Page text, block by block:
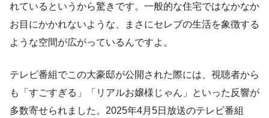
れているというから驚きです。一般的な住宅ではなかなか
お目にかかれないような、まさにセレブの生活を象徴する
ような空間が広がっているんですよ。
テレビ番組でこの大豪邸が公開された際には、視聴者から
も「すごすぎる」「リアルお嬢様じゃん」といった反響が
多数寄せられました。2025年4月5日放送のテレビ番組